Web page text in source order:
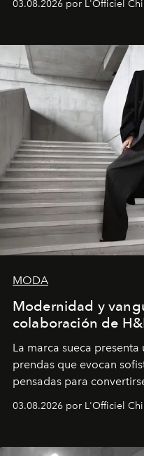
la asesora creativa y
y la filosofía detrás de la
03.08.2026 por L'Officiel
MODA
Modernidad y
colaboración de
La marca sueca
prendas que evocan
pensadas para
03.08.2026 por L'Officiel